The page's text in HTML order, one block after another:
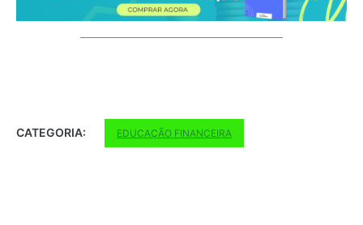
CATEGORIA: EDUCAÇÃO FINANCEIRA